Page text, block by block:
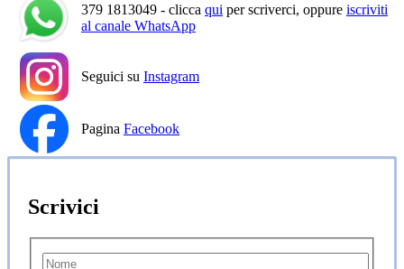
379 1813049 - clicca qui per scriverci, oppure iscriviti
al canale WhatsApp
Seguici su Instagram
Pagina Facebook
Scrivici